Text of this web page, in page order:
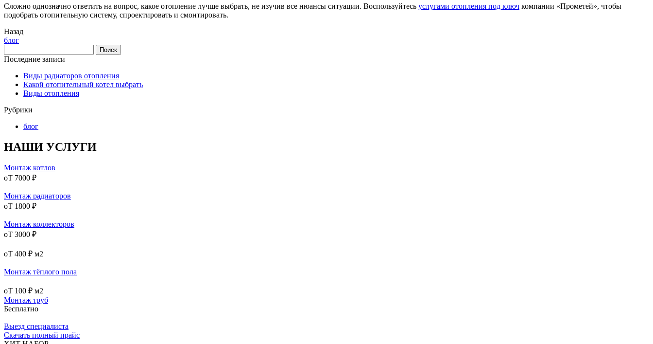
Сложно однозначно ответить на вопрос, какое отопление лучше выбрать, не изучив все нюансы ситуации. Воспользуйтесь услугами отопления под ключ компании «Прометей», чтобы
подобрать отопительную систему, спроектировать и смонтировать.
Назад
блог
Последние записи
Виды радиаторов отопления
Какой отопительный котел выбрать
Виды отопления
Рубрики
блог
НАШИ УСЛУГИ
Монтаж котлов
оТ 7000 ₽
Монтаж радиаторов
оТ 1800 ₽
Монтаж коллекторов
оТ 3000 ₽
оТ 400 ₽ м2
Монтаж тёплого пола
оТ 100 ₽ м2
Монтаж труб
Бесплатно
Выезд специалиста
Скачать полный прайс